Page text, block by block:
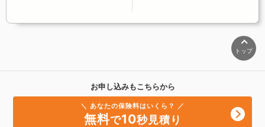
トップ
お申し込みもこちらから
＼ あなたの保険料はいくら？ ／
無料で10秒見積り